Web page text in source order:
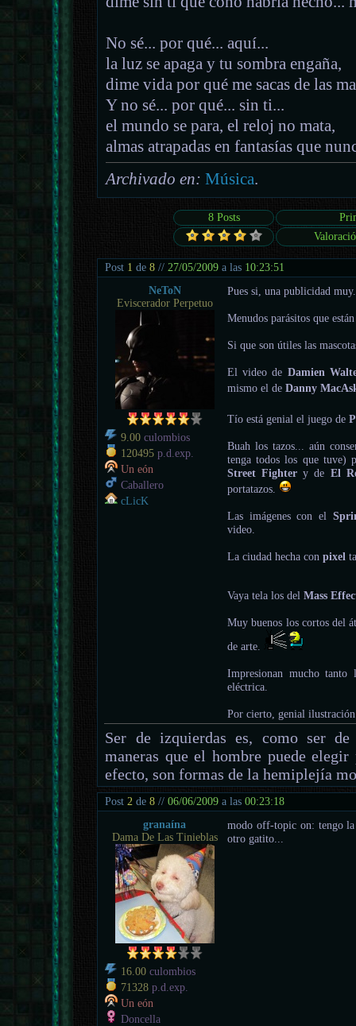
No sé... por qué... aquí...
la luz se apaga y tu sombra engaña,
dime vida por qué me sacas de las
Y no sé... por qué... sin ti...
el mundo se para, el reloj no mata,
almas atrapadas en fantasías que
Archivado en: Música.
8 Posts
Post 1 de8 //27/05/2009 a las 10:23:51
NeToN
Eviscerador Perpetuo
9.00 culombios
120495 p.d.exp.
Un eón
Caballero
cLicK
Pues si, una publicidad
Menudos parásitos que
Si que son útiles las
El video de Damien
mismo el deDanny
Tío está genial el juego de
Buah los tazos... aún
tenga todos los que tuve)
Street Fighter y de El
portatazos.
Las imágenes con el
video.
La ciudad hecha conpixel
Vaya tela los delMass
Muy buenos los cortos del
de arte.
Impresionan mucho
eléctrica.
Por cierto, genial
Ser de izquierdas es, como ser
maneras que el hombre puede
efecto, son formas de la hemiplejía
Post 2 de8 //06/06/2009 a las00:23:18
granaína
Dama De Las Tinieblas
16.00 culombios
71328 p.d.exp.
Un eón
Doncella
modo off-topic on: tengo
otro gatito...